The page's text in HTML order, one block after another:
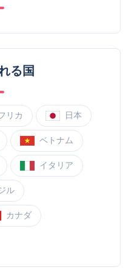
る国
リカ 日本
ベトナム
イタリア
ル
カナダ